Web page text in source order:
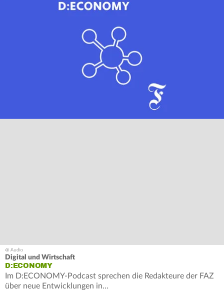
Digital und Wirtschaft
D:ECONOMY
Im D:ECONOMY-Podcast sprechen die Redakteure der FAZ
über neue Entwicklungen in…